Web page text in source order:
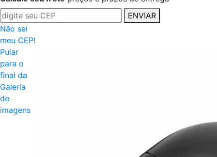
ENVIAR
Não sei
meu CEP!
Pular
para o
final da
Galeria
de
imagens